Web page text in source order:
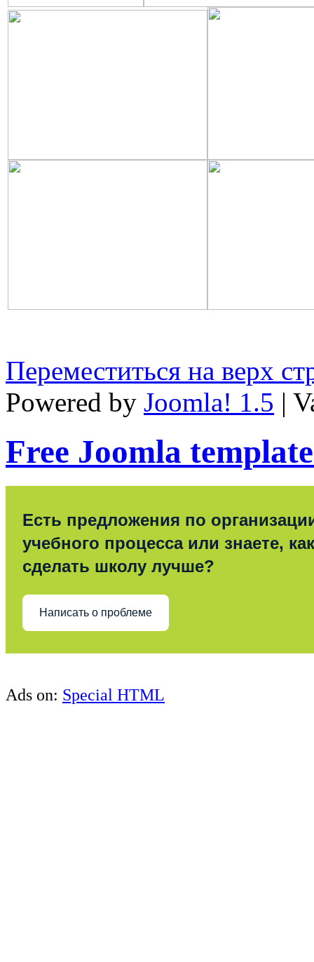
Переместиться на верх
Powered by Joomla! 1.5 |
Free Joomla
Есть предложения по
учебного процесса или знаете, как
сделать школу лучше?
Написать о проблеме
Ads on: Special HTML